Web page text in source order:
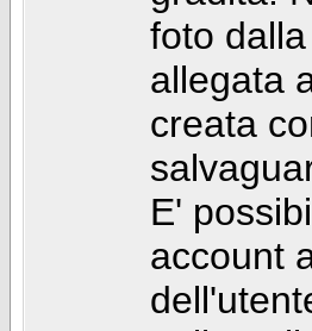
foto
allegata
creata
E'
account